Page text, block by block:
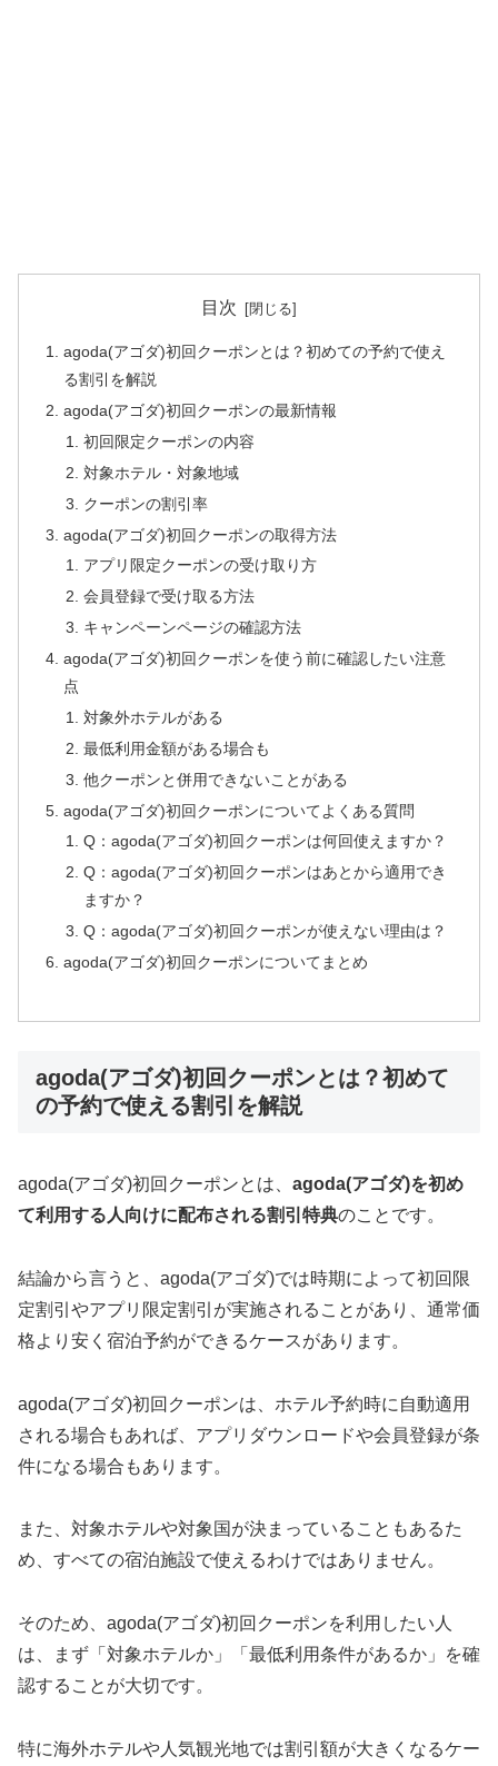
目次
agoda(アゴダ)初回クーポンとは？初めての予約で使え
る割引を解説
agoda(アゴダ)初回クーポンの最新情報
初回限定クーポンの内容
対象ホテル・対象地域
クーポンの割引率
agoda(アゴダ)初回クーポンの取得方法
アプリ限定クーポンの受け取り方
会員登録で受け取る方法
キャンペーンページの確認方法
agoda(アゴダ)初回クーポンを使う前に確認したい注意
点
対象外ホテルがある
最低利用金額がある場合も
他クーポンと併用できないことがある
agoda(アゴダ)初回クーポンについてよくある質問
Q：agoda(アゴダ)初回クーポンは何回使えますか？
Q：agoda(アゴダ)初回クーポンはあとから適用でき
ますか？
Q：agoda(アゴダ)初回クーポンが使えない理由は？
agoda(アゴダ)初回クーポンについてまとめ
agoda(アゴダ)初回クーポンとは？初めて
の予約で使える割引を解説
agoda(アゴダ)初回クーポンとは、 agoda(アゴダ)を初め
て利用する人向けに配布される割引特典のことです。
結論から言うと、agoda(アゴダ)では時期によって初回限
定割引やアプリ限定割引が実施されることがあり、通常価
格より安く宿泊予約ができるケースがあります。
agoda(アゴダ)初回クーポンは、ホテル予約時に自動適用
される場合もあれば、アプリダウンロードや会員登録が条
件になる場合もあります。
また、対象ホテルや対象国が決まっていることもあるた
め、すべての宿泊施設で使えるわけではありません。
そのため、agoda(アゴダ)初回クーポンを利用したい人
は、まず「対象ホテルか」「最低利用条件があるか」を確
認することが大切です。
特に海外ホテルや人気観光地では割引額が大きくなるケー